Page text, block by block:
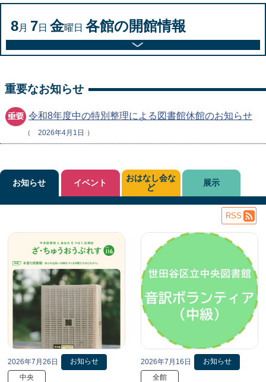
8月 7日 金曜日 各館の開館情報
重要なお知らせ
令和8年度中の特別整理による図書館休館のお知らせ
2026年4月1日
お知らせ
2026年7月26日
お知らせ
中央
2026年7月16日
お知らせ
全館
イベント
おはなし会な
ど
展示
RSS